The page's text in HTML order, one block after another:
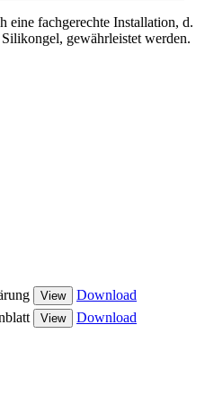
eine fachgerechte Installation, d.
gewährleistet werden.
View
Download
View Download